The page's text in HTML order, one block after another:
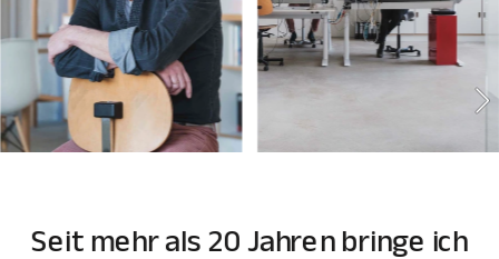
Seit mehr als 20 Jahren bringe ich